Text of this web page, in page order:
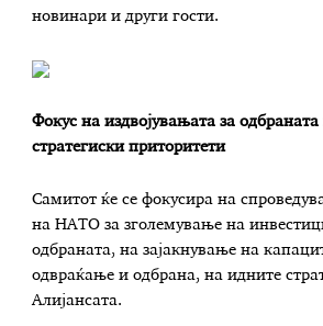
новинари и други гости.
Фокус на издвојувањата за
стратегиски приторитети
Самитот ќе се фокусира на
на НАТО за зголемување на
одбраната, на зајакнување на
одвраќање и одбрана, на идните
Алијансата.